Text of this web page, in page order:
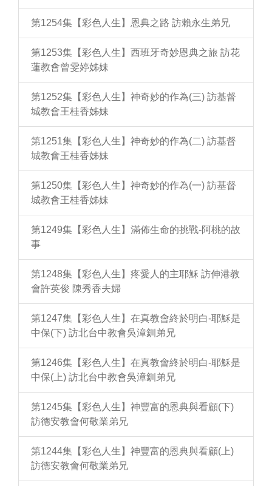
第1254集【彩色人生】恩典之路 訪賴永生弟兄
第1253集【彩色人生】西班牙奇妙恩典之旅 訪花
蓮教會曾雯婷姊妹
第1252集【彩色人生】神奇妙的作為(三) 訪基督
城教會王桂香姊妹
第1251集【彩色人生】神奇妙的作為(二) 訪基督
城教會王桂香姊妹
第1250集【彩色人生】神奇妙的作為(一) 訪基督
城教會王桂香姊妹
第1249集【彩色人生】滿佈生命的挑戰-阿桃的故
事
第1248集【彩色人生】疼愛人的主耶穌 訪伸港教
會許英俊 陳秀香夫婦
第1247集【彩色人生】在真教會終於明白-耶穌是
中保(下) 訪北台中教會吳漳釧弟兄
第1246集【彩色人生】在真教會終於明白-耶穌是
中保(上) 訪北台中教會吳漳釧弟兄
第1245集【彩色人生】神豐富的恩典與看顧(下)
訪德安教會何敬業弟兄
第1244集【彩色人生】神豐富的恩典與看顧(上)
訪德安教會何敬業弟兄